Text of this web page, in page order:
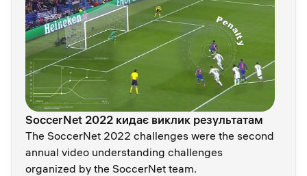
SoccerNet 2022 кидає виклик результатам
The SoccerNet 2022 challenges were the second
annual video understanding challenges
organized by the SoccerNet team.